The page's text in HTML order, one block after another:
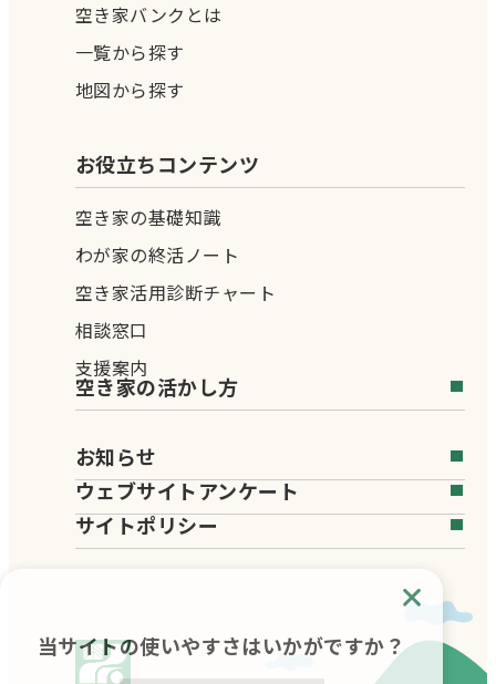
当サイトの使いやすさはいかがですか？
空き家バンクとは
一覧から探す
地図から探す
お役立ちコンテンツ
空き家の基礎知識
わが家の終活ノート
空き家活用診断チャート
相談窓口
支援案内
空き家の活かし方
お知らせ
ウェブサイトアンケート
サイトポリシー